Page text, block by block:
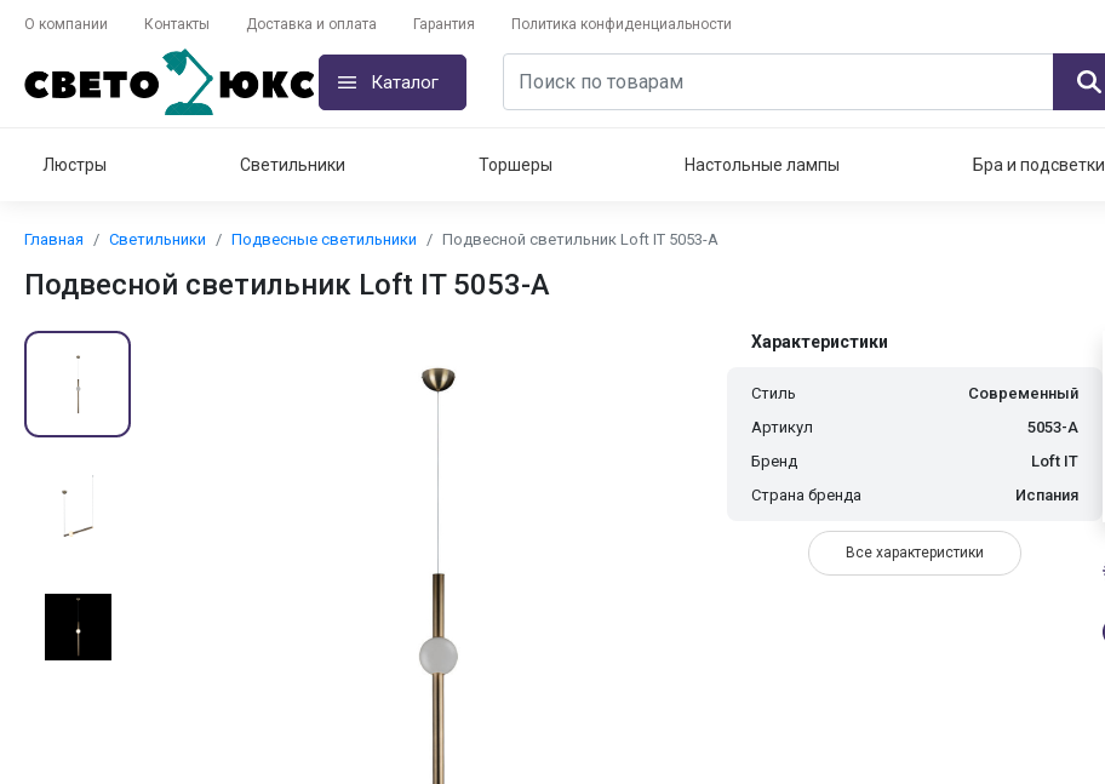
О компании Контакты Доставка и оплата Гарантия Политика конфиденциальности
Каталог
Люстры Светильники Торшеры Настольные лампы Бра и подсветки
Главная Светильники Подвесные светильники Подвесной светильник Loft IT 5053-A
Подвесной светильник Loft IT 5053-A
Характеристики
Стиль
Современный
Артикул
5053-A
Бренд
Loft IT
Страна бренда
Испания
Все характеристики